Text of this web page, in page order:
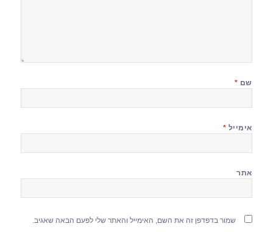
שם *
אימייל *
אתר
שמור בדפדפן זה את השם, האימייל והאתר שלי לפעם הבאה שאגיב.